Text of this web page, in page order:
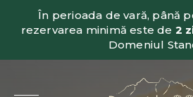
În perioada de vară, până
rezervarea minimă este de 2
Domeniul